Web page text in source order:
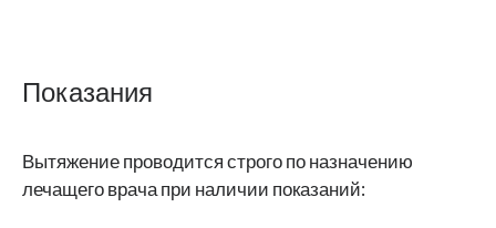
Показания
Вытяжение проводится строго по назначению
лечащего врача при наличии показаний: